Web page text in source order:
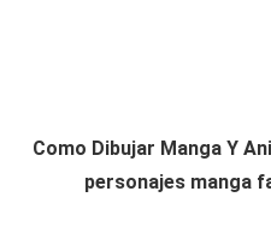
Como Dibujar Manga Y
personajes manga